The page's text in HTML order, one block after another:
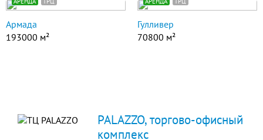
Армада
193000 м²
Гулливер
70800 м²
PALAZZO, торгово-офисный
комплекс